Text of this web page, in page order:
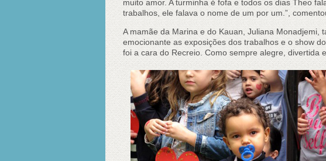
muito amor. A turminha é fofa e todos os dias Theo
trabalhos, ele falava o nome de um por um.”,
A mamãe da Marina e do Kauan, Juliana Monadjemi,
emocionante as exposições dos trabalhos e o show
foi a cara do Recreio. Como sempre alegre, divertida